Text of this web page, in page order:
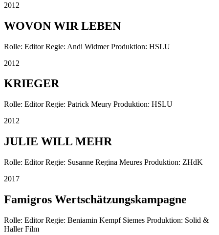
2012
WOVON WIR LEBEN
Rolle: Editor Regie: Andi Widmer Produktion: HSLU
2012
KRIEGER
Rolle: Editor Regie: Patrick Meury Produktion: HSLU
2012
JULIE WILL MEHR
Rolle: Editor Regie: Susanne Regina Meures Produktion: ZHdK
2017
Famigros Wertschätzungskampagne
Rolle: Editor Regie: Beniamin Kempf Siemes Produktion: Solid &
Haller Film